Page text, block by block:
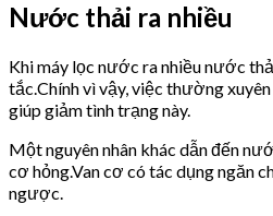
Nước thải ra nhiều
Khi máy lọc nước ra nhiều nước
tắc.Chính vì vậy, việc thường
giúp giảm tình trạng này.
Một nguyên nhân khác dẫn đến
cơ hỏng.Van cơ có tác dụng ngăn
ngược.